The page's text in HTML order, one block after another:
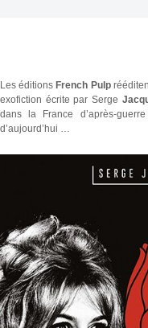
Les éditions French Pulp
exofiction écrite par Serge
dans la France d’après-
d’aujourd’hui …